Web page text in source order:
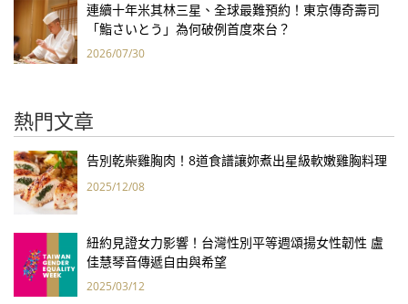
連續十年米其林三星、全球最難預約！東京傳奇壽司
「鮨さいとう」為何破例首度來台？
2026/07/30
熱門文章
告別乾柴雞胸肉！8道食譜讓妳煮出星級軟嫩雞胸料理
2025/12/08
紐約見證女力影響！台灣性別平等週頌揚女性韌性 盧
佳慧琴音傳遞自由與希望
2025/03/12